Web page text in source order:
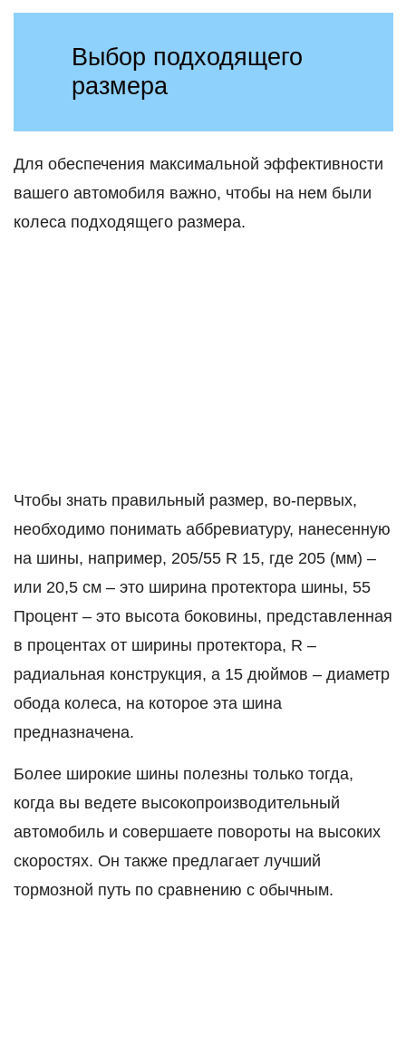
Выбор подходящего
размера
Для обеспечения максимальной эффективности
вашего автомобиля важно, чтобы на нем были
колеса подходящего размера.
Чтобы знать правильный размер, во-первых,
необходимо понимать аббревиатуру, нанесенную
на шины, например, 205/55 R 15, где 205 (мм) –
или 20,5 см – это ширина протектора шины, 55
Процент – это высота боковины, представленная
в процентах от ширины протектора, R –
радиальная конструкция, а 15 дюймов – диаметр
обода колеса, на которое эта шина
предназначена.
Более широкие шины полезны только тогда,
когда вы ведете высокопроизводительный
автомобиль и совершаете повороты на высоких
скоростях. Он также предлагает лучший
тормозной путь по сравнению с обычным.